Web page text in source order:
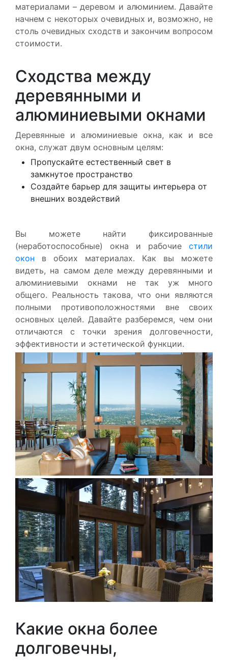
материалами – деревом и алюминием. Давайте
начнем с некоторых очевидных и, возможно, не
столь очевидных сходств и закончим вопросом
стоимости.
Сходства между
деревянными и
алюминиевыми окнами
Деревянные и алюминиевые окна, как и все
окна, служат двум основным целям:
Пропускайте естественный свет в
замкнутое пространство
Создайте барьер для защиты интерьера от
внешних воздействий
Вы можете найти фиксированные
(неработоспособные) окна и рабочие стили
окон в обоих материалах. Как вы можете
видеть, на самом деле между деревянными и
алюминиевыми окнами не так уж много
общего. Реальность такова, что они являются
полными противоположностями вне своих
основных целей. Давайте разберемся, чем они
отличаются с точки зрения долговечности,
эффективности и эстетической функции.
Какие окна более
долговечны,